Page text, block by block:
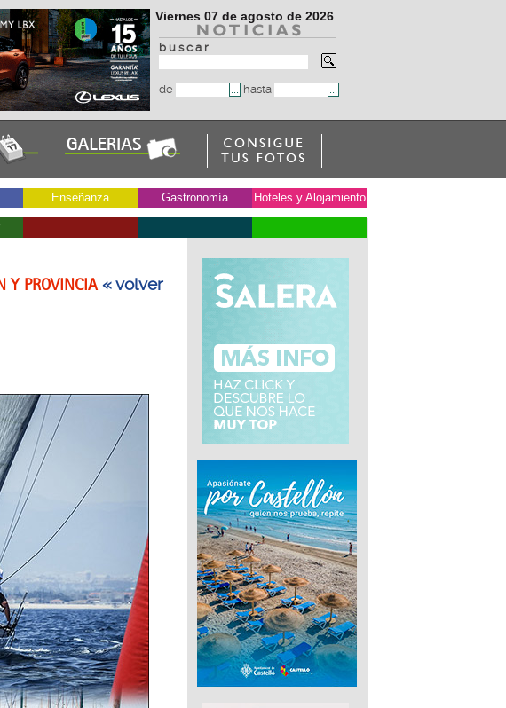
Viernes 07 de agosto de 2026
b u s c a r
de hasta
Enseñanza Gastronomía Hoteles y Alojamiento
Y PROVINCIA« volver